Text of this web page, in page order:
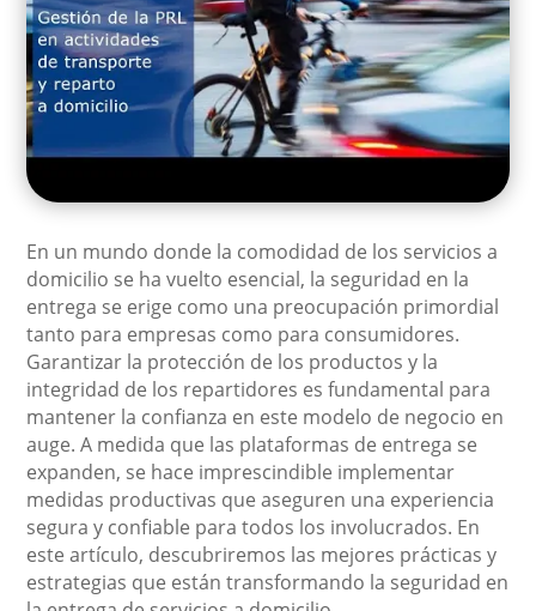
En un mundo donde la comodidad de los servicios a
domicilio se ha vuelto esencial, la seguridad en la
entrega se erige como una preocupación primordial
tanto para empresas como para consumidores.
Garantizar la protección de los productos y la
integridad de los repartidores es fundamental para
mantener la confianza en este modelo de negocio en
auge. A medida que las plataformas de entrega se
expanden, se hace imprescindible implementar
medidas productivas que aseguren una experiencia
segura y confiable para todos los involucrados. En
este artículo, descubriremos las mejores prácticas y
estrategias que están transformando la seguridad en